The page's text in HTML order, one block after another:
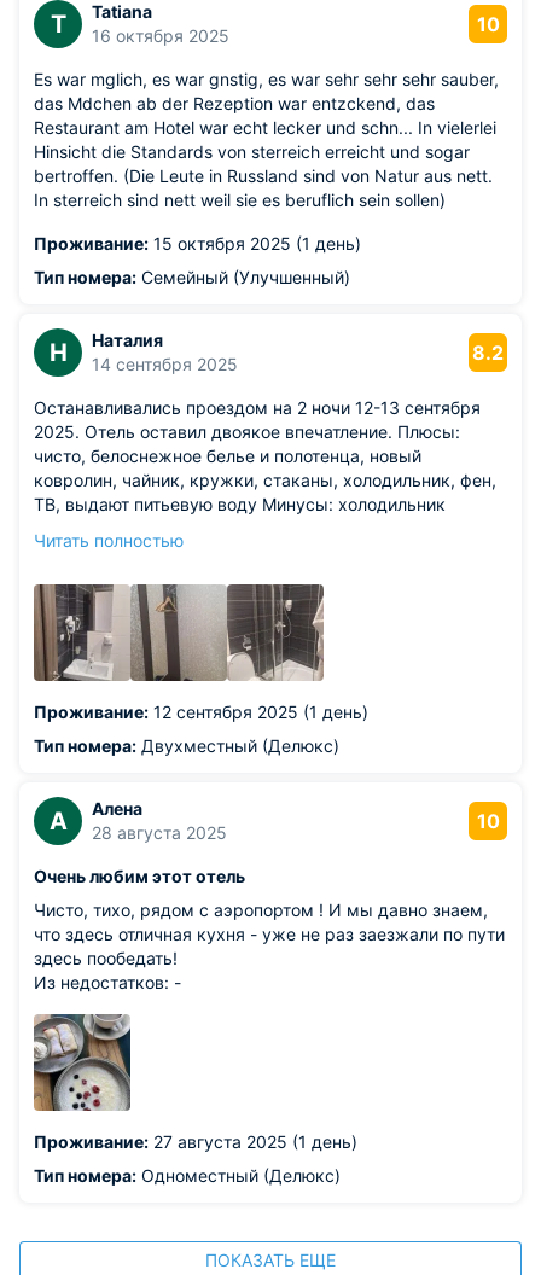
T
Tatiana
16 октября 2025
10
Es war mglich, es war gnstig, es war sehr sehr sehr sauber,
das Mdchen ab der Rezeption war entzckend, das
Restaurant am Hotel war echt lecker und schn... In vielerlei
Hinsicht die Standards von sterreich erreicht und sogar
bertroffen. (Die Leute in Russland sind von Natur aus nett.
In sterreich sind nett weil sie es beruflich sein sollen)
Проживание: 15 октября 2025 (1 день)
Тип номера: Семейный (Улучшенный)
Н
Наталия
14 сентября 2025
8.2
Останавливались проездом на 2 ночи 12-13 сентября
2025. Отель оставил двоякое впечатление. Плюсы:
чисто, белоснежное белье и полотенца, новый
ковролин, чайник, кружки, стаканы, холодильник, фен,
ТВ, выдают питьевую воду Минусы: холодильник
шкафа для одежды нет - есть один стул и 2 крючка
ванной ни одной полочки, всего один крючок, нет
сушилки, фен висит под левую руку и шнур короткий,
туал.бумага почему-то висит над бочком от унитаза,
присутствует легкий запах канализации. Если на одну
эти недостатки, если больше, то не советую.
Читать полностью
Проживание: 12 сентября 2025 (1 день)
Тип номера: Двухместный (Делюкс)
А
Алена
28 августа 2025
10
Очень любим этот отель
Чисто, тихо, рядом с аэропортом ! И мы давно знаем,
что здесь отличная кухня - уже не раз заезжали по пути
здесь пообедать!
Из недостатков: -
Проживание: 27 августа 2025 (1 день)
Тип номера: Одноместный (Делюкс)
ПОКАЗАТЬ ЕЩЕ